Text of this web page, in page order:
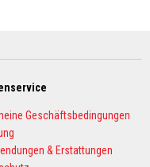
Geschäftsbedingungen
& Erstattungen